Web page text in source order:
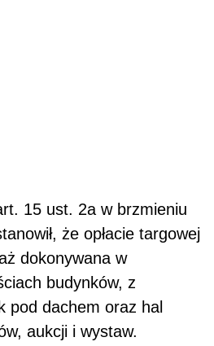
15 ust. 2a w brzmieniu
że opłacie targowej
dokonywana w
budynków, z
pod dachem oraz hal
aukcji i wystaw.